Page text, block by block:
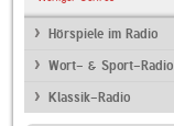
Hörspiele im Radio
Wort- & Sport-Radio
Klassik-Radio